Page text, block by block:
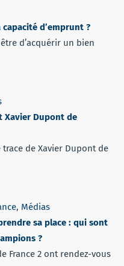
d’emprunt ?
d’acquérir un bien
Xavier Dupont de
de Xavier Dupont de
, Médias
sa place : qui sont
?
France 2 ont rendez-vous